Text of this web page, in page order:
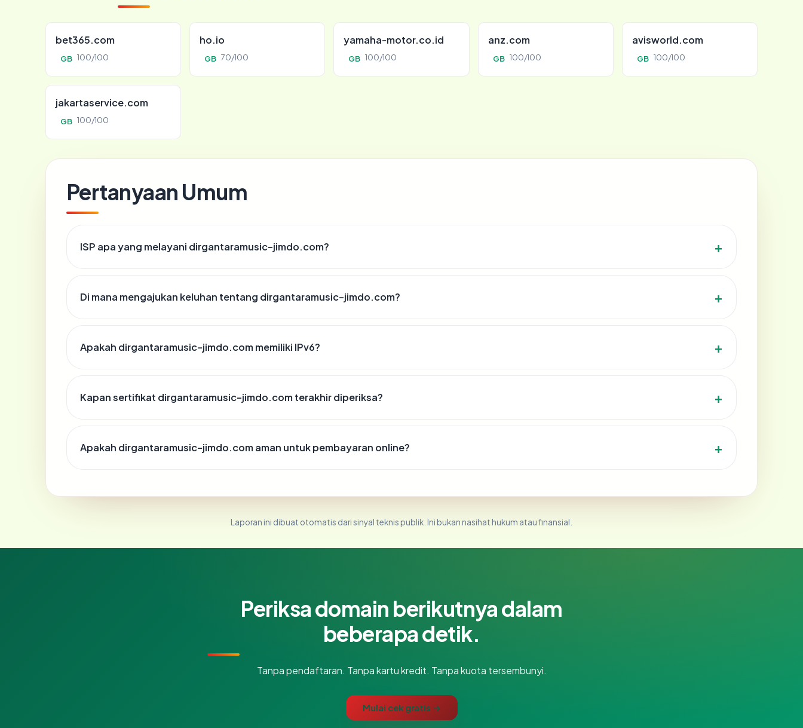
bet365.com
GB 100/100
ho.io
GB 70/100
yamaha-motor.co.id
GB 100/100
anz.com
GB 100/100
avisworld.com
GB 100/100
jakartaservice.com
GB 100/100
Pertanyaan Umum
ISP apa yang melayani dirgantaramusic-jimdo.com?
Di mana mengajukan keluhan tentang dirgantaramusic-jimdo.com?
Apakah dirgantaramusic-jimdo.com memiliki IPv6?
Kapan sertifikat dirgantaramusic-jimdo.com terakhir diperiksa?
Apakah dirgantaramusic-jimdo.com aman untuk pembayaran online?
Laporan ini dibuat otomatis dari sinyal teknis publik. Ini bukan nasihat hukum atau finansial.
Periksa domain berikutnya dalam
beberapa detik.
Tanpa pendaftaran. Tanpa kartu kredit. Tanpa kuota tersembunyi.
Mulai cek gratis →